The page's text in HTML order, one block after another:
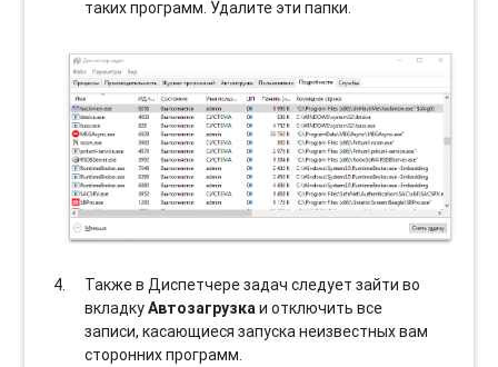
таких программ. Удалите эти папки.
Также в Диспетчере задач следует зайти во
вкладкуАвтозагрузкаи отключить все
записи, касающиеся запуска неизвестных вам
сторонних программ.